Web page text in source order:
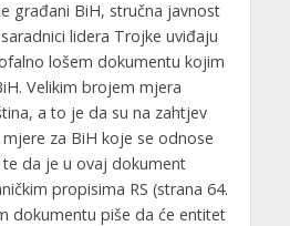
građani BiH, stručna javnost
lidera Trojke uviđaju
lošem dokumentu kojim
Velikim brojem mjera
a to je da su na zahtjev
mjere za BiH koje se odnose
da je u ovaj dokument
propisima RS (strana 64.
dokumentu piše da će entitet